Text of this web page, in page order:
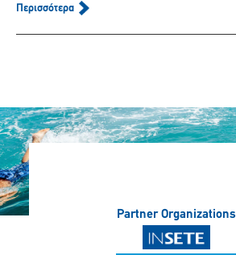
Περισσότερα
Partner Organizations